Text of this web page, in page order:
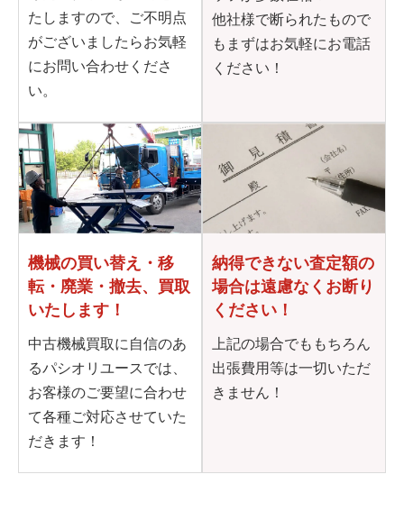
たしますので、ご不明点
がございましたらお気軽
にお問い合わせくださ
い。
他社様で断られたもので
もまずはお気軽にお電話
ください！
機械の買い替え・移
転・ 廃業・撤去、買取
いたします！
中古機械買取に自信のあ
るパシオリユースでは、
お客様のご要望に合わせ
て各種ご対応させていた
だきます！
納得できない査定額の
場合は遠慮なくお断り
ください！
上記の場合でももちろん
出張費用等は一切いただ
きません！